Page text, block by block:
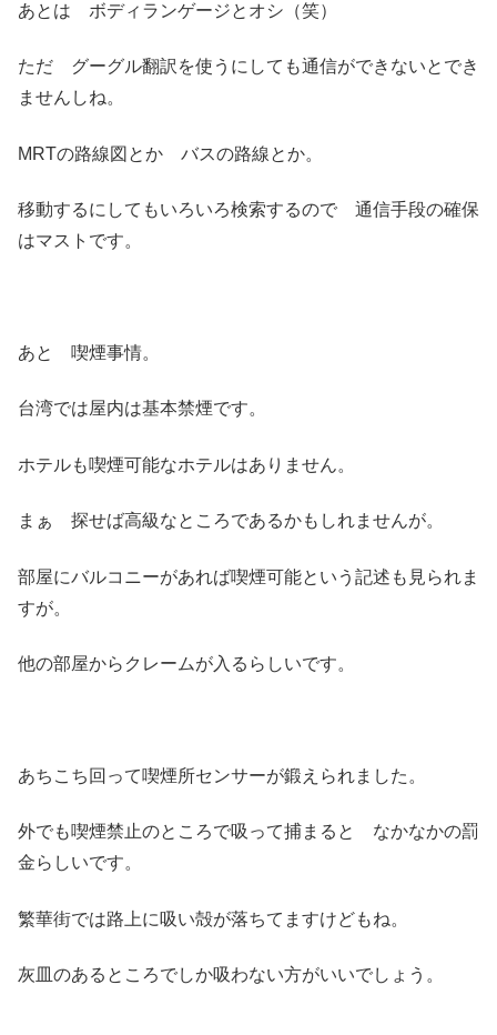
あとは ボディランゲージとオシ（笑）
ただ グーグル翻訳を使うにしても通信ができないとでき
ませんしね。
MRTの路線図とか バスの路線とか。
移動するにしてもいろいろ検索するので 通信手段の確保
はマストです。
あと 喫煙事情。
台湾では屋内は基本禁煙です。
ホテルも喫煙可能なホテルはありません。
まぁ 探せば高級なところであるかもしれませんが。
部屋にバルコニーがあれば喫煙可能という記述も見られま
すが。
他の部屋からクレームが入るらしいです。
あちこち回って喫煙所センサーが鍛えられました。
外でも喫煙禁止のところで吸って捕まると なかなかの罰
金らしいです。
繁華街では路上に吸い殻が落ちてますけどもね。
灰皿のあるところでしか吸わない方がいいでしょう。